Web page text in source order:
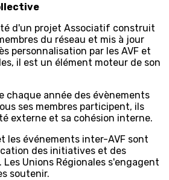
d'un projet Associatif construit
du réseau et mis à jour
personnalisation par les AVF et
il est un élément moteur de son
chaque année des évènements
ses membres participent, ils
externe et sa cohésion interne.
les événements inter-AVF sont
des initiatives et des
Unions Régionales s'engagent
soutenir.